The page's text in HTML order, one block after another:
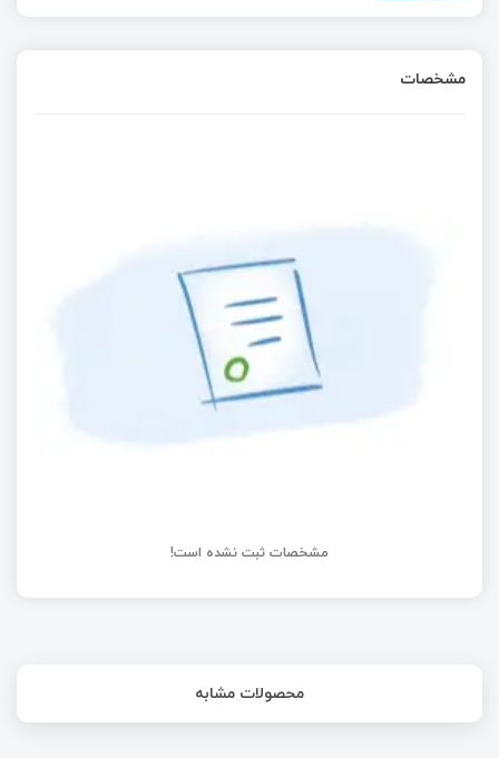
مشخصات
مشخصات ثبت نشده است!
محصولات مشابه